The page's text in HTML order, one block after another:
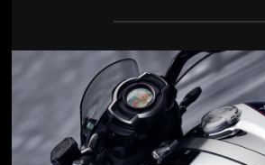
Jön még kép!